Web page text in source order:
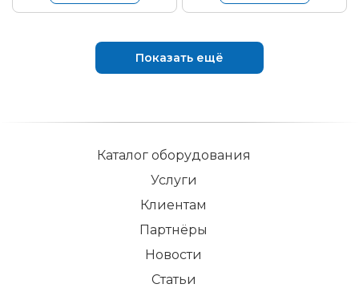
Показать ещё
Каталог оборудования
Услуги
Клиентам
Партнёры
Новости
Статьи